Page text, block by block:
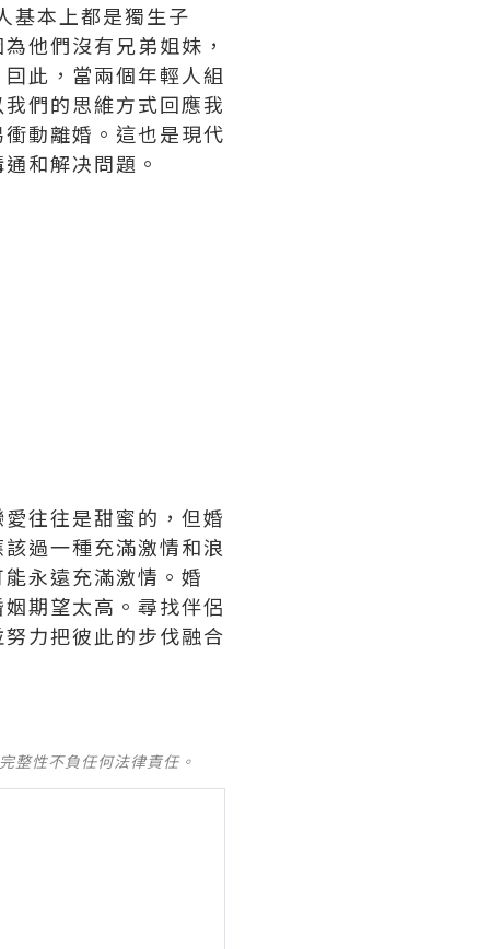
基本上都是獨生子
他們沒有兄弟姐妹，
此，當兩個年輕人組
們的思維方式回應我
動離婚。這也是現代
和解决問題。
往往是甜蜜的，但婚
過一種充滿激情和浪
永遠充滿激情。婚
期望太高。尋找伴侶
力把彼此的步伐融合
整性不負任何法律責任。